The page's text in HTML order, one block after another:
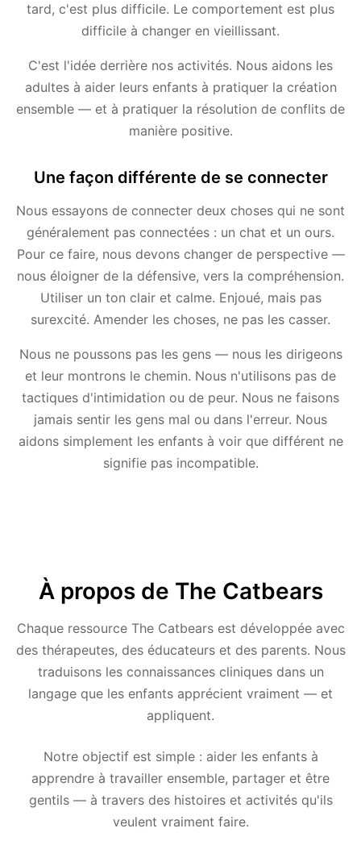
tard, c'est plus difficile. Le comportement est plus
difficile à changer en vieillissant.
C'est l'idée derrière nos activités. Nous aidons les
adultes à aider leurs enfants à pratiquer la création
ensemble — et à pratiquer la résolution de conflits de
manière positive.
Une façon différente de se connecter
Nous essayons de connecter deux choses qui ne sont
généralement pas connectées : un chat et un ours.
Pour ce faire, nous devons changer de perspective —
nous éloigner de la défensive, vers la compréhension.
Utiliser un ton clair et calme. Enjoué, mais pas
surexcité. Amender les choses, ne pas les casser.
Nous ne poussons pas les gens — nous les dirigeons
et leur montrons le chemin. Nous n'utilisons pas de
tactiques d'intimidation ou de peur. Nous ne faisons
jamais sentir les gens mal ou dans l'erreur. Nous
aidons simplement les enfants à voir que différent ne
signifie pas incompatible.
À propos de The Catbears
Chaque ressource The Catbears est développée avec
des thérapeutes, des éducateurs et des parents. Nous
traduisons les connaissances cliniques dans un
langage que les enfants apprécient vraiment — et
appliquent.
Notre objectif est simple : aider les enfants à
apprendre à travailler ensemble, partager et être
gentils — à travers des histoires et activités qu'ils
veulent vraiment faire.